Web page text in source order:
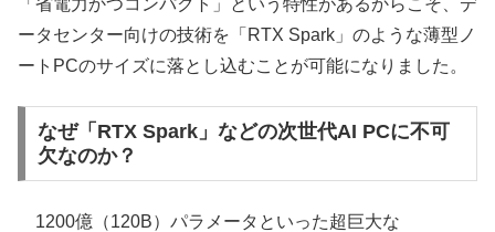
「省電力かつコンパクト」という特性があるからこそ、デ
ータセンター向けの技術を「RTX Spark」のような薄型ノ
ートPCのサイズに落とし込むことが可能になりました。
なぜ「RTX Spark」などの次世代AI PCに不可
欠なのか？
1200億（120B）パラメータといった超巨大な